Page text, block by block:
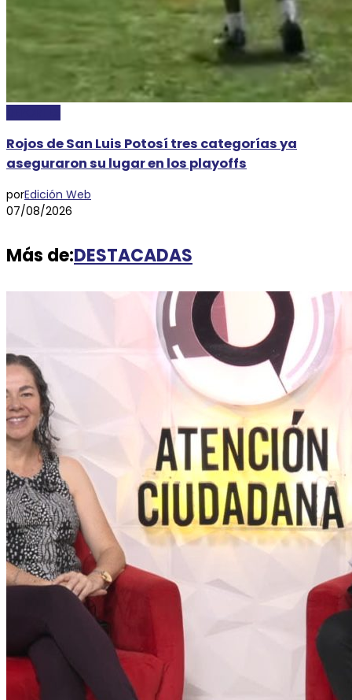
Rojos de San Luis Potosí tres categorías ya
aseguraron su lugar en los playoffs
porEdición Web
07/08/2026
Más de:DESTACADAS